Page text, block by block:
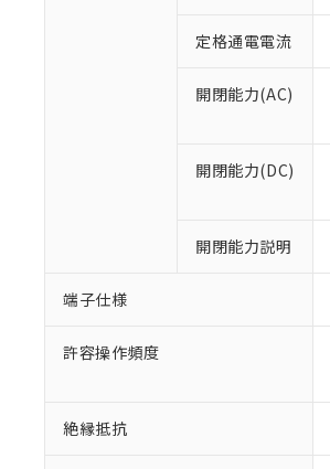
定格通電電流
開閉能力(AC)
開閉能力(DC)
開閉能力説明
端子仕様
許容操作頻度
絶縁抵抗